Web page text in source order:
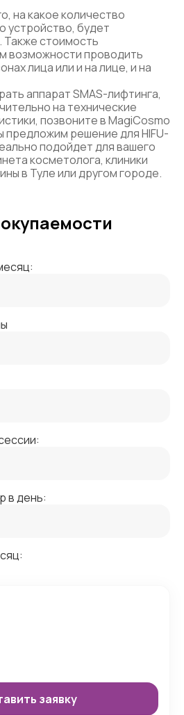
на какое количество
устройство, будет
Также стоимость
возможности проводить
лица или и на лице, и на
аппарат SMAS-лифтинга,
на технические
позвоните в MagiCosmo
предложим решение для HIFU-
подойдет для вашего
косметолога, клиники
в Туле или другом городе.
в день:
заявку